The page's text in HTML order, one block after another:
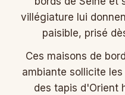
villégiature lui
paisible, prisé
Ces maisons de
ambiante sollicite
des tapis d'Orient